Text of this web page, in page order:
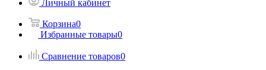
Личный кабинет
Корзина0
Избранные товары0
Сравнение товаров0